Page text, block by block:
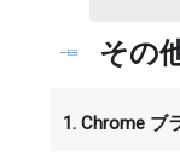
その
1. Chrome ブ
1つ目は、航空会
Workspace に移